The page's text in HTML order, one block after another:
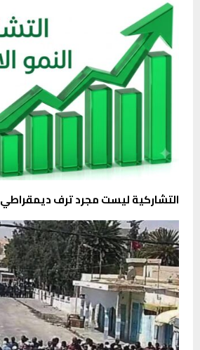
التشاركية ليست مجرد ترف ديمقراطي